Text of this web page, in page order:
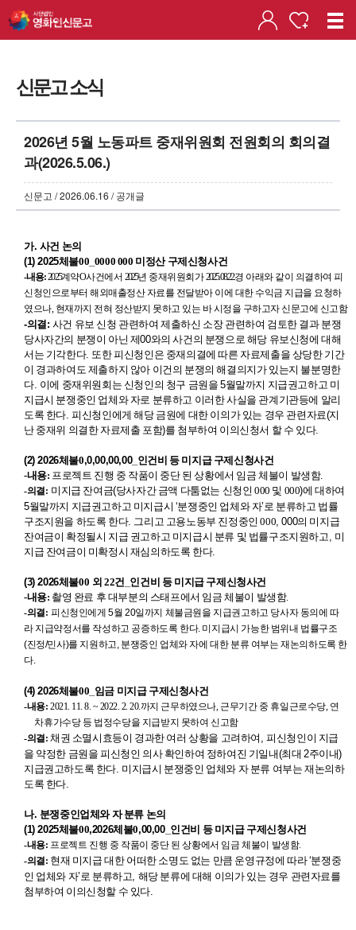
신문고 소식
2026년 5월 노동파트 중재위원회 전원회의 회의결
과(2026.5.06.)
신문고 / 2026.06.16 / 공개글
가. 사건 논의
(1) 2025체불00 0000 000 미정산 구제신청사건
-내용:2025계약O사건에서 2025년 중재위원회가2025.08.22.경 아래와 같이 의결하여 피
신청인으로부터 해외매출정산 자료를 전달받아 이에 대한 수익금 지급을 요청하
였으나, 현재까지 전혀 정산받지 못하고 있는 바 시정을 구하고자 신문고에 신고함
-의결: 사건 유보 신청 관련하여 제출하신 소장 관련하여 검토한 결과 분쟁
당사자간의 분쟁이 아닌 제00와의 사건의 분쟁으로 해당 유보신청에 대해
서는 기각한다. 또한 피신청인은 중재의결에 따른 자료제출을 상당한 기간
이 경과하여도 제출하지 않아 이건의 분쟁의 해결의지가 있는지 불분명한
다. 이에 중재위원회는 신청인의 청구 금원을5월말까지 지급권고하고 미
지급시 분쟁중인 업체와 자로 분류하고 이러한 사실을 관계기관등에 알리
도록 한다.피신청인에게 해당 금원에 대한 이의가 있는 경우 관련자료(지
난 중재위 의결한 자료제출 포함)를 첨부하여 이의신청서 할 수 있다.
(2) 2026체불0,0,00,00,00_ 인건비 등 미지급 구제신청사건
-내용: 프로젝트 진행 중 작품이 중단 된 상황에서 임금 체불이 발생함.
-의결: 미지급 잔여금(당사자간 금액 다툼없는 신청인 000 및 000)에 대하여
5월말까지 지급권고하고 미지급시 ‘분쟁중인 업체와 자’로 분류하고 법률
구조지원을 하도록 한다. 그리고 고용노동부 진정중인 000, 000의 미지급
잔여금이 확정될시 지급 권고하고 미지급시 분류 및 법률구조지원하고, 미
지급 잔여금이 미확정시 재심의하도록 한다.
(3) 2026체불00 외 22건 인건비 등 미지급 구제신청사건
-내용: 촬영 완료 후 대부분의 스태프에서 임금 체불이 발생함.
-의결: 피신청인에게5월 20일까지 체불금원을 지급권고하고 당사자 동의에 따
라 지급약정서를 작성하고 공증하도록 한다. 미지급시 가능한 범위내 법률구조
(진정/민사)를 지원하고, 분쟁중인 업체와 자에 대한 분류 여부는 재논의하도록 한
다.
(4) 2026체불00 임금 미지급 구제신청사건
-내용: 2021. 11. 8. ~ 2022. 2. 20.까지 근무하였으나, 근무기간 중 휴일근로수당, 연
차휴가수당 등 법정수당을 지급받지 못하여 신고함
-의결: 채권 소멸시효등이 경과한 여러 상황을 고려하여 ,피신청인이 지급
을 약정한 금원을 피신청인 의사 확인하여 정하여진 기일내(최대2주이내)
지급권고하도록 한다. 미지급시 분쟁중인 업체와 자 분류 여부는 재논의하
도록 한다.
나. 분쟁중인업체와 자 분류 논의
(1) 2025체불00,2026체불0,00,00_ 인건비 등 미지급 구제신청사건
-내용: 프로젝트 진행 중 작품이 중단 된 상황에서 임금 체불이 발생함.
-의결: 현재 미지급 대한 어떠한 소명도 없는 만큼 운영규정에 따라‘분쟁중
인 업체와 자’로 분류하고, 해당 분류에 대해 이의가 있는 경우 관련자료를
첨부하여 이의신청할 수 있다.